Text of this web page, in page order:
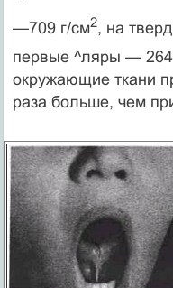
—709 г/см2, на
первые ^ляры — 264
окружающие ткани
раза больше, чем